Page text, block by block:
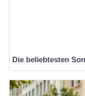
Die beliebtesten